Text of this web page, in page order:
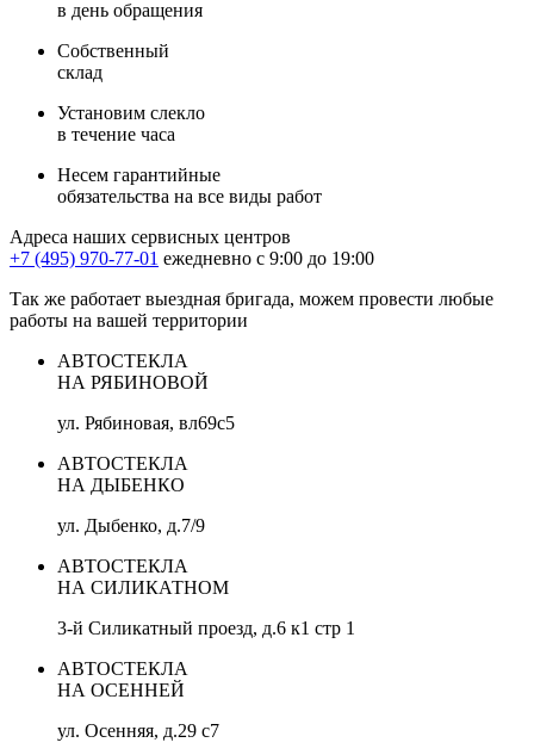
в день обращения
Собственный
склад
Установим слекло
в течение часа
Несем гарантийные
обязательства на все виды работ
Адреса наших сервисных центров
+7 (495) 970-77-01 ежедневно с 9:00 до 19:00
Так же работает выездная бригада, можем провести любые
работы на вашей территории
АВТОСТЕКЛА
НА РЯБИНОВОЙ
ул. Рябиновая, вл69с5
АВТОСТЕКЛА
НА ДЫБЕНКО
ул. Дыбенко, д.7/9
АВТОСТЕКЛА
НА СИЛИКАТНОМ
3-й Силикатный проезд, д.6 к1 стр 1
АВТОСТЕКЛА
НА ОСЕННЕЙ
ул. Осенняя, д.29 с7